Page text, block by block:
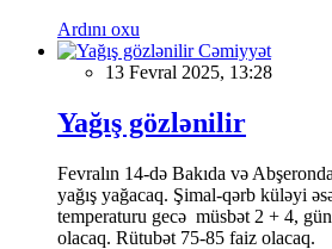
Ardını oxu
Cəmiyyət
13 Fevral 2025, 13:28
Yağış gözlənilir
Fevralın 14-də Bakıda və
yağış yağacaq. Şimal-qərb küləyi
temperaturu gecə müsbət 2 + 4,
olacaq. Rütubət 75-85 faiz olacaq.